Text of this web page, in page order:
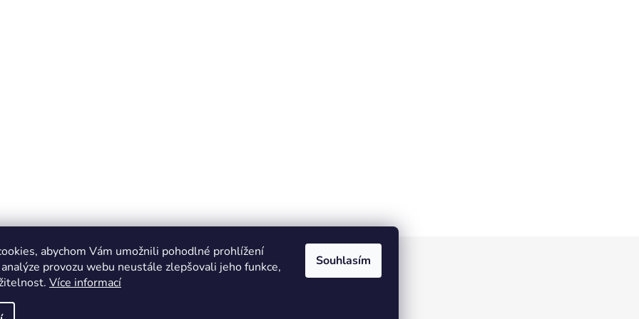
abychom Vám umožnili pohodlné prohlížení
provozu webu neustále zlepšovali jeho funkce,
Více informací
Souhlasím
Online marketing zajišťuje společnost X-VISION Sitemap